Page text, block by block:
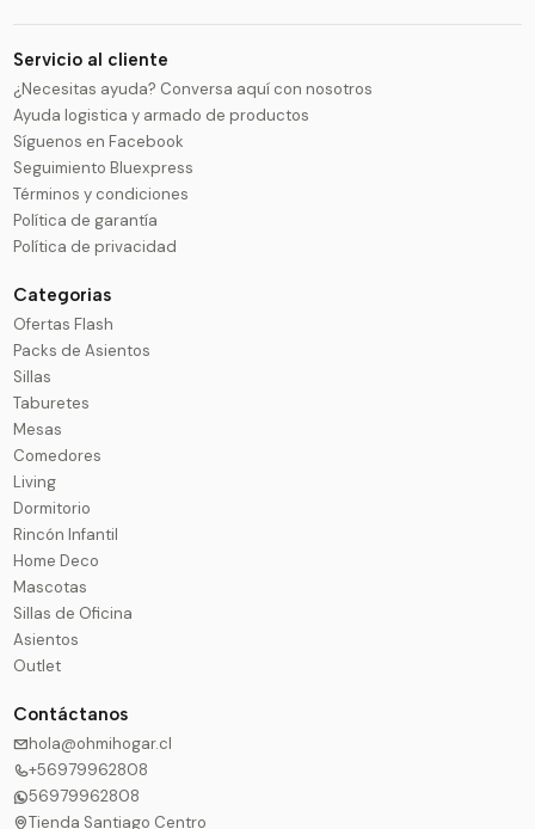
Servicio al cliente
¿Necesitas ayuda? Conversa aquí con nosotros
Ayuda logistica y armado de productos
Síguenos en Facebook
Seguimiento Bluexpress
Términos y condiciones
Política de garantía
Política de privacidad
Categorias
Ofertas Flash
Packs de Asientos
Sillas
Taburetes
Mesas
Comedores
Living
Dormitorio
Rincón Infantil
Home Deco
Mascotas
Sillas de Oficina
Asientos
Outlet
Contáctanos
hola@ohmihogar.cl
+56979962808
56979962808
Tienda Santiago Centro